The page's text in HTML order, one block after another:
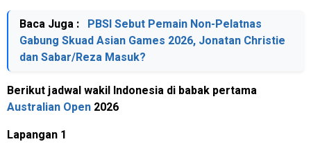
Baca Juga : PBSI Sebut Pemain Non-Pelatnas
Gabung Skuad Asian Games 2026, Jonatan Christie
dan Sabar/Reza Masuk?
Berikut jadwal wakil Indonesia di babak pertama
Australian Open 2026
Lapangan 1